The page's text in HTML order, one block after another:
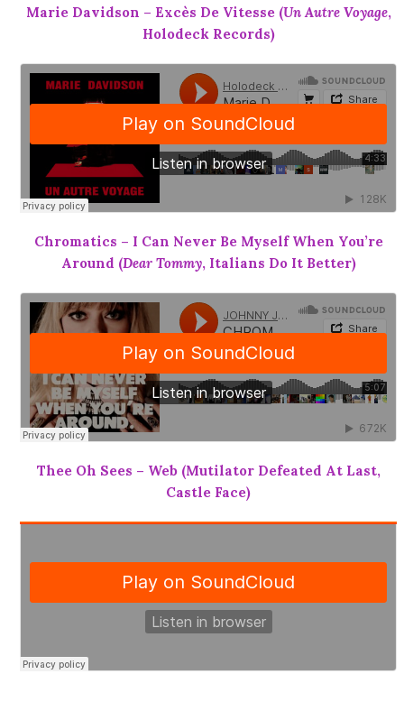
Marie Davidson – Excès De Vitesse (Un Autre Voyage,
Holodeck Records)
Chromatics – I Can Never Be Myself When You’re
Around (Dear Tommy, Italians Do It Better)
Thee Oh Sees – Web (Mutilator Defeated At Last,
Castle Face)